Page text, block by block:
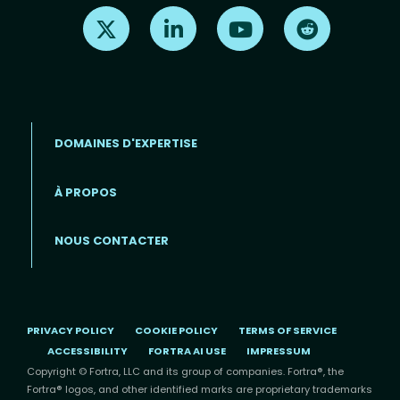
Find us on X Find us on LinkedInFind us on Youtube
DOMAINES D'EXPERTISE
À PROPOS
NOUS CONTACTER
PRIVACY POLICY COOKIE POLICY
TERMS OF SERVICE
ACCESSIBILITY
FORTRA AI USE
IMPRESSUM
Copyright © Fortra, LLC and its group of companies. Fortra®, the
Fortra® logos, and other identified marks are proprietary trademarks